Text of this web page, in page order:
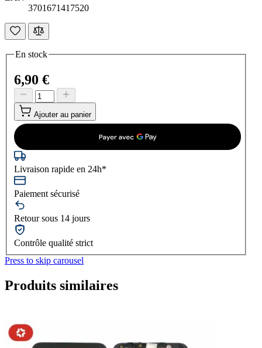
3701671417520
En stock
6,90 €
Ajouter au panier
Livraison rapide en 24h*
Paiement sécurisé
Retour sous 14 jours
Contrôle qualité strict
Press to skip carousel
Produits similaires